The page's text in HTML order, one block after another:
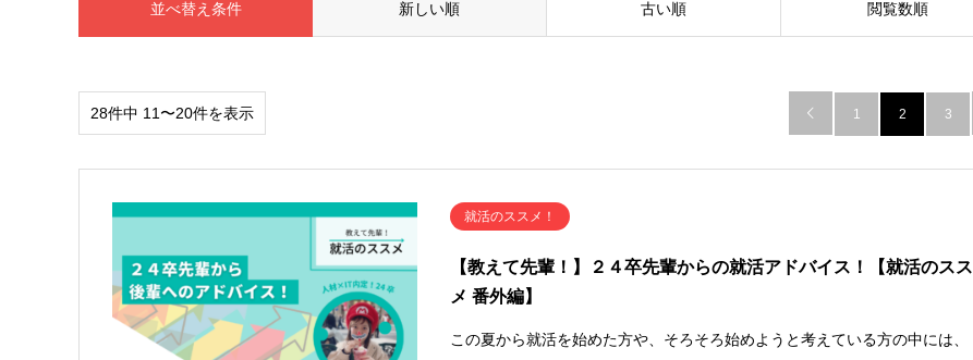
並べ替え条件 新しい順 古い順 閲覧数順
28件中 11〜20件を表示  1 2 3
就活のススメ！
【教えて先輩！】２４卒先輩からの就活アドバイス！【就活のスス
メ 番外編】
この夏から就活を始めた方や、そろそろ始めようと考えている方の中には、